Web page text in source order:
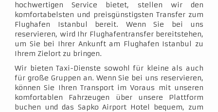
hochwertigen Service bietet, stellen wir den
komfortabelsten und preisgünstigsten Transfer zum
Flughafen Istanbul bereit. Wenn Sie bei uns
reservieren, wird Ihr Flughafentransfer bereitstehen,
um Sie bei Ihrer Ankunft am Flughafen Istanbul zu
Ihrem Zielort zu bringen.
Wir bieten Taxi-Dienste sowohl für kleine als auch
für große Gruppen an. Wenn Sie bei uns reservieren,
können Sie Ihren Transport im Voraus mit unseren
komfortablen Fahrzeugen über unsere Plattform
buchen und das Sapko Airport Hotel bequem, zum